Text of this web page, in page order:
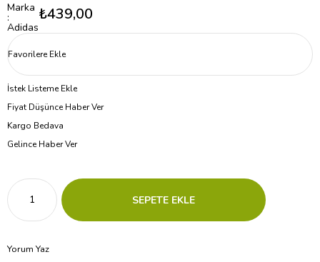
Marka
:
Adidas
₺439,00
Favorilere Ekle
İstek Listeme Ekle
Fiyat Düşünce Haber Ver
Kargo Bedava
Gelince Haber Ver
Yorum Yaz